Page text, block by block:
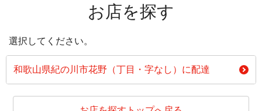
お店を探す
選択してください。
和歌山県紀の川市花野（丁目・字なし）に配達